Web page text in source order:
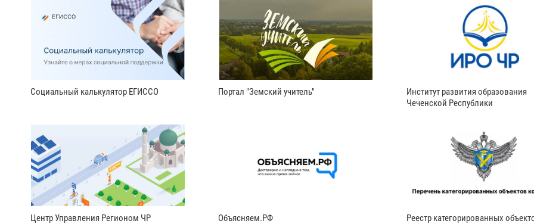
Социальный калькулятор ЕГИССО Портал "Земский учитель"
Институт развития образования
Чеченской Республики
Центр Управления Регионом ЧР Объясняем.РФ Реестр категорированных